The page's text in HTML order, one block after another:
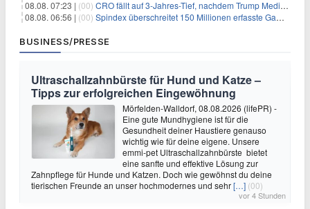
08.08. 07:23 | (00) CRO fällt auf 3-Jahres-Tief, nachdem Trump Media zwei große Crypto.com-Deals storniert
08.08. 06:56 | (00) Spindex überschreitet 150 Millionen erfasste Gaming-Ereignisse in Echtzeit-Datenpipeline
BUSINESS/PRESSE
Ultraschallzahnbürste für Hund und Katze –
Tipps zur erfolgreichen Eingewöhnung
Mörfelden-Walldorf, 08.08.2026 (lifePR) -
Eine gute Mundhygiene ist für die
Gesundheit deiner Haustiere genauso
wichtig wie für deine eigene. Unsere
emmi-pet Ultraschallzahnbürste bietet
eine sanfte und effektive Lösung zur
Zahnpflege für Hunde und Katzen. Doch wie gewöhnst du deine
tierischen Freunde an unser hochmodernes und sehr[…] (00)
vor 4 Stunden